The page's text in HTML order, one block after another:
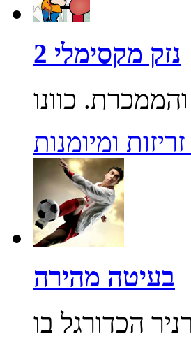
נזק מקסימלי 2
ומיומנות
בעיטה מהירה